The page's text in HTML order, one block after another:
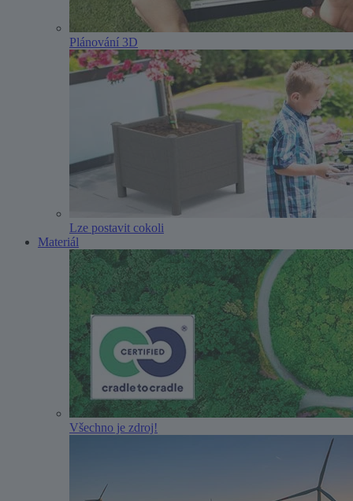
Plánování 3D
Lze postavit cokoli
Materiál
Všechno je zdroj!